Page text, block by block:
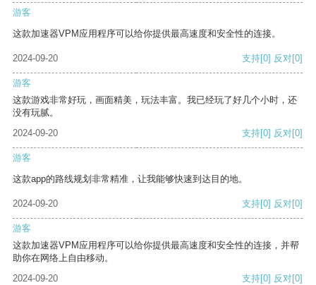
游客
这款加速器VPM应用程序可以给你提供最高速度和安全性的连接。
2024-09-20 支持[0] 反对[0]
游客
这款游戏非常好玩，画面精美，玩法丰富。我已经玩了好几个小时，还
没有玩腻。
2024-09-20
支持[0] 反对[0]
游客
这款app的路线规划非常精准，让我能够快速到达目的地。
2024-09-20 支持[0] 反对[0]
游客
这款加速器VPM应用程序可以给你提供最高速度和安全性的连接，并帮
助你在网络上自由移动。
2024-09-20
支持[0] 反对[0]